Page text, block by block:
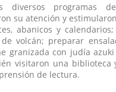
diversos programas
su atención y
abanicos y
volcán; preparar
granizada con judía
visitaron una biblioteca
de lectura.